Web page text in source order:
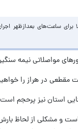
برای ساعت‌های بعدازظهر
مواصلاتی نیمه
مقطعی در هراز را
استان نیز پرحجم
و مشکلی از لحاظ